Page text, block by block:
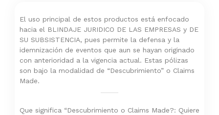
El uso principal de estos productos está enfocado
hacia el BLINDAJE JURIDICO DE LAS EMPRESAS y DE
SU SUBSISTENCIA, pues permite la defensa y la
idemnización de eventos que aun se hayan originado
con anterioridad a la vigencia actual. Estas pólizas
son bajo la modalidad de “Descubrimiento” o Claims
Made.
Que significa “Descubrimiento o Claims Made?: Quiere